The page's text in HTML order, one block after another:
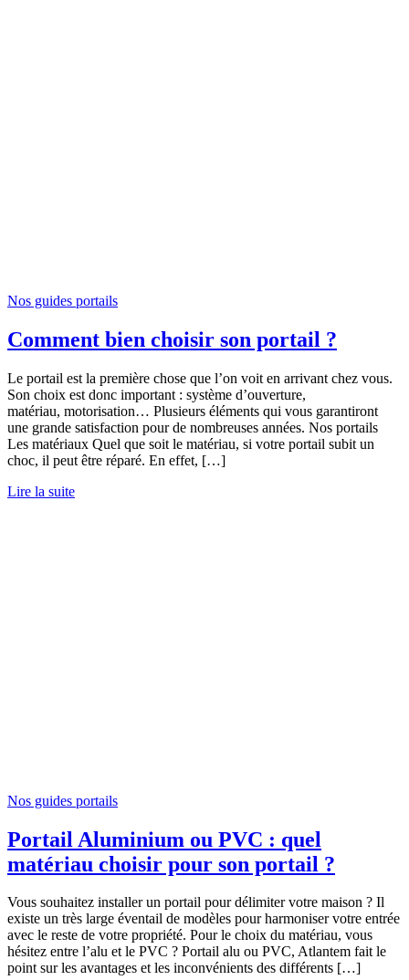
Nos guides portails
Comment bien choisir son portail ?
Le portail est la première chose que l’on voit en arrivant chez vous.
Son choix est donc important : système d’ouverture,
matériau, motorisation… Plusieurs éléments qui vous garantiront
une grande satisfaction pour de nombreuses années. Nos portails
Les matériaux Quel que soit le matériau, si votre portail subit un
choc, il peut être réparé. En effet, […]
Lire la suite
Nos guides portails
Portail Aluminium ou PVC : quel
matériau choisir pour son portail ?
Vous souhaitez installer un portail pour délimiter votre maison ? Il
existe un très large éventail de modèles pour harmoniser votre entrée
avec le reste de votre propriété. Pour le choix du matériau, vous
hésitez entre l’alu et le PVC ? Portail alu ou PVC, Atlantem fait le
point sur les avantages et les inconvénients des différents […]